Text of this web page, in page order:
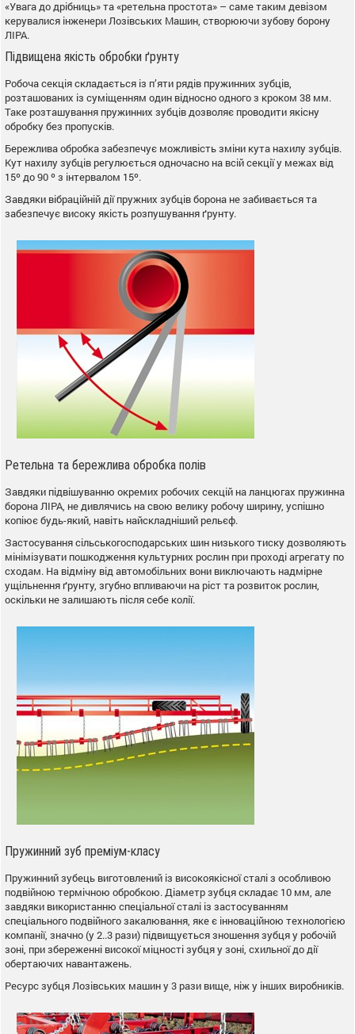
«Увага до дрібниць» та «ретельна простота» – саме таким девізом
керувалися інженери Лозівських Машин, створюючи зубову борону
ЛІРА.
Підвищена якість обробки ґрунту
Робоча секція складається із п’яти рядів пружинних зубців,
розташованих із суміщенням один відносно одного з кроком 38 мм.
Таке розташування пружинних зубців дозволяє проводити якісну
обробку без пропусків.
Бережлива обробка забезпечує можливість зміни кута нахилу зубців.
Кут нахилу зубців регулюється одночасно на всій секції у межах від
15º до 90 º з інтервалом 15º.
Завдяки вібраційній дії пружних зубців борона не забивається та
забезпечує високу якість розпушування ґрунту.
Ретельна та бережлива обробка полів
Завдяки підвішуванню окремих робочих секцій на ланцюгах пружинна
борона ЛІРА, не дивлячись на свою велику робочу ширину, успішно
копіює будь-який, навіть найскладніший рельєф.
Застосування сільськогосподарських шин низького тиску дозволяють
мінімізувати пошкодження культурних рослин при проході агрегату по
сходам. На відміну від автомобільних вони виключають надмірне
ущільнення ґрунту, згубно впливаючи на ріст та розвиток рослин,
оскільки не залишають після себе колії.
Пружинний зуб преміум-класу
Пружинний зубець виготовлений із високоякісної сталі з особливою
подвійною термічною обробкою. Діаметр зубця складає 10 мм, але
завдяки використанню спеціальної сталі із застосуванням
спеціального подвійного закалювання, яке є інноваційною технологією
компанії, значно (у 2..3 рази) підвищується зношення зубця у робочій
зоні, при збереженні високої міцності зубця у зоні, схильної до дії
обертаючих навантажень.
Ресурс зубця Лозівських машин у 3 рази вище, ніж у інших виробників.